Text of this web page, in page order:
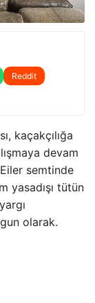
Reddit
kaçakçılığa
devam
semtinde
yasadışı tütün
olarak.